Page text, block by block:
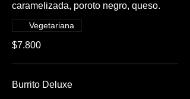
caramelizada, poroto negro, queso.
$7.800
Vegetariana
Burrito Deluxe